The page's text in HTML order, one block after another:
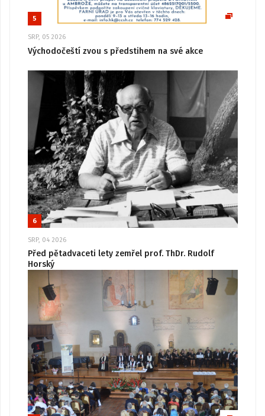
5
SRP, 05 2026
Východočeští zvou s předstihem na své akce
6
SRP, 04 2026
Před pětadvaceti lety zemřel prof. ThDr. Rudolf
Horský